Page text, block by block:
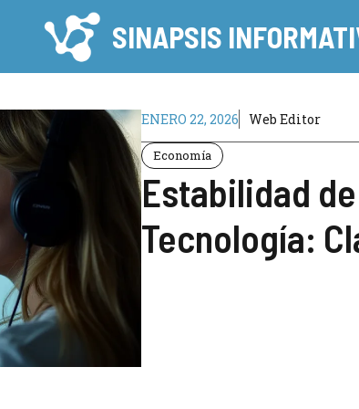
SINAPSIS
ENERO 22, 2026 Web Editor
Economía
Estabilidad
Tecnología: